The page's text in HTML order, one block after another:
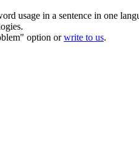
usage in a sentence in one
option orwrite to us.